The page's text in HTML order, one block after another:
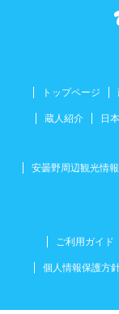
トップページ
蔵人紹介 日
安曇野周辺観光情報
ご利用ガイド
個人情報保護方